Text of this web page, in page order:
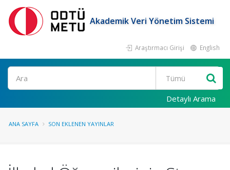
Akademik Veri Yönetim Sistemi
Araştırmacı Girişi English
Ara
Detaylı Arama
ANA SAYFA SON EKLENEN YAYINLAR